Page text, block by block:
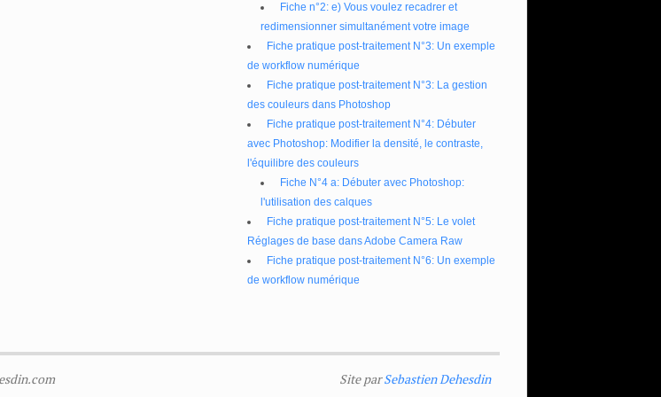
Fiche n°2: e) Vous voulez recadrer et
redimensionner simultanément votre image
Fiche pratique post-traitement N°3: Un exemple
de workflow numérique
Fiche pratique post-traitement N°3: La gestion
des couleurs dans Photoshop
Fiche pratique post-traitement N°4: Débuter
avec Photoshop: Modifier la densité, le contraste,
l'équilibre des couleurs
Fiche N°4 a: Débuter avec Photoshop:
l'utilisation des calques
Fiche pratique post-traitement N°5: Le volet
Réglages de base dans Adobe Camera Raw
Fiche pratique post-traitement N°6: Un exemple
de workflow numérique
Site parSebastien Dehesdin